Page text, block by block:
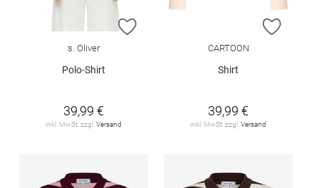
ZUR WUNSCHLISTE HINZUFÜGEN
s. Oliver
Polo-Shirt
39,99 €
inkl. MwSt. zzgl.Versand
ZUR
CARTOON
Shirt
39,99 €
inkl. MwSt. zzgl.Versand